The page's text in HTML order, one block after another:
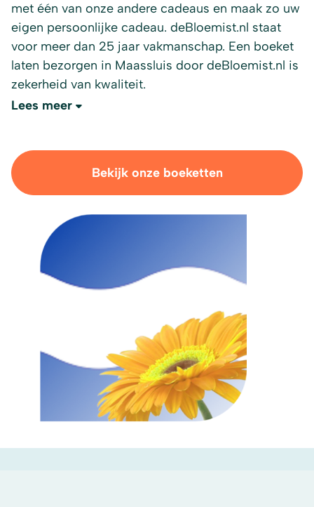
met één van onze andere cadeaus en maak zo uw
eigen persoonlijke cadeau. deBloemist.nl staat
voor meer dan 25 jaar vakmanschap. Een boeket
laten bezorgen in Maassluis door deBloemist.nl is
zekerheid van kwaliteit.
Lees meer
Bekijk onze boeketten